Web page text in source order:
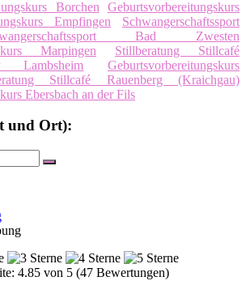
Borchen
Geburtsvorbereitungskurs
Empfingen
Schwangerschaftssport
Bad Zwesten
Marpingen
Stillberatung Stillcafé
Lambsheim
Geburtsvorbereitungskurs
Stillcafé Rauenberg (Kraichgau)
Ebersbach an der Fils
und Ort):
Suchen
4.85 von 5 (47 Bewertungen)